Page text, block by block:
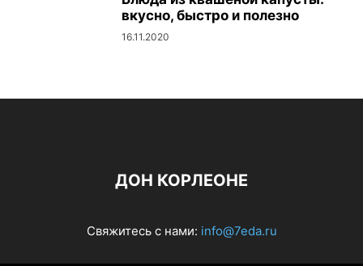
вкусно, быстро и полезно
16.11.2020
ДОН КОРЛЕОНЕ
Свяжитесь с нами: info@7eda.ru